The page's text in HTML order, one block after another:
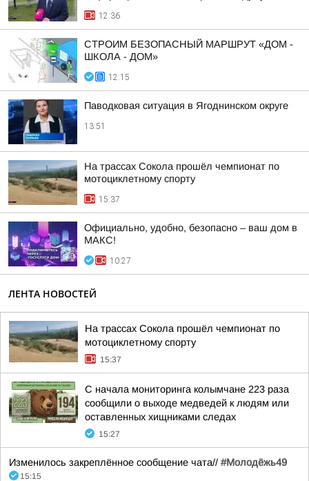
12:36
СТРОИМ БЕЗОПАСНЫЙ МАРШРУТ «ДОМ -
ШКОЛА - ДОМ»
12:15
Паводковая ситуация в Ягоднинском округе
13:51
На трассах Сокола прошёл чемпионат по
мотоциклетному спорту
15:37
Официально, удобно, безопасно – ваш дом в
МАКС!
10:27
ЛЕНТА НОВОСТЕЙ
На трассах Сокола прошёл чемпионат по
мотоциклетному спорту
15:37
С начала мониторинга колымчане 223 раза
сообщили о выходе медведей к людям или
оставленных хищниками следах
15:27
Изменилось закреплённое сообщение чата// #Молодёжь49
15:15